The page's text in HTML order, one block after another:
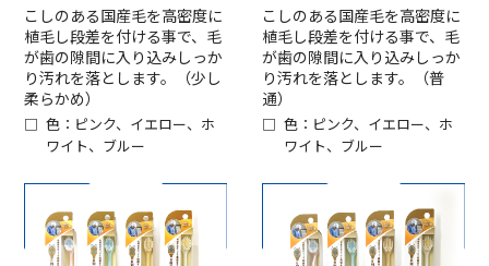
こしのある国産毛を高密度に
植毛し段差を付ける事で、毛
が歯の隙間に入り込みしっか
り汚れを落とします。（少し
柔らかめ）
色：ピンク、イエロー、ホ
ワイト、ブルー
こしのある国産毛を高密度に
植毛し段差を付ける事で、毛
が歯の隙間に入り込みしっか
り汚れを落とします。（普
通）
色：ピンク、イエロー、ホ
ワイト、ブルー